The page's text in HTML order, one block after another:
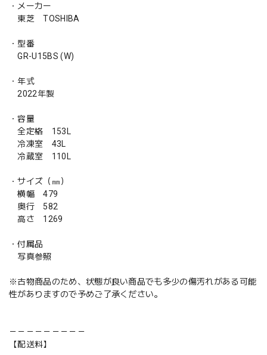
・メーカー
東芝 TOSHIBA
・型番
GR-U15BS (W)
・年式
2022年製
・容量
全定格 153L
冷凍室 43L
冷蔵室 110L
・サイズ（㎜）
横幅 479
奥行 582
高さ 1269
・付属品
写真参照
※古物商品のため、状態が良い商品でも多少の傷汚れがある可能
性がありますので予めご了承ください。
－－－－－－－－－
【配送料】